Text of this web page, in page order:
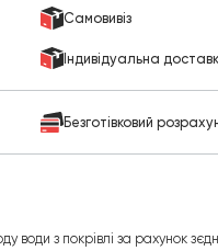
Cамовивіз
Індивідуальна
Безготівковий
води з покрівлі за рахунок